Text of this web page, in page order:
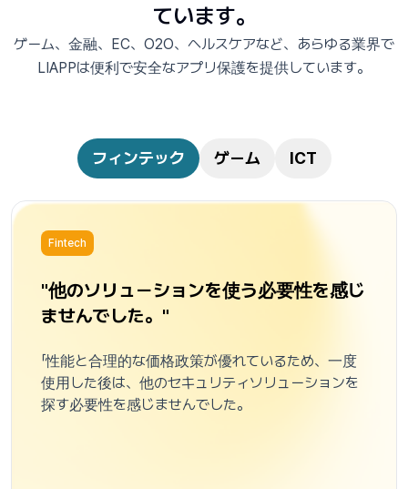
ています。
ゲーム、金融、EC、O2O、ヘルスケアなど、あらゆる業界で
LIAPPは便利で安全なアプリ保護を提供しています。
フィンテック ゲーム ICT
Fintech
"他のソリューションを使う必要性を感じ
ませんでした。"
「性能と合理的な価格政策が優れているため、一度
使用した後は、他のセキュリティソリューションを
探す必要性を感じませんでした。